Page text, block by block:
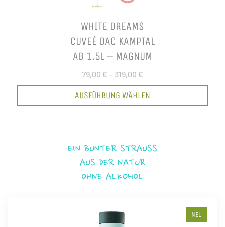
WHITE DREAMS
CUVEÈ DAC KAMPTAL
AB 1.5L – MAGNUM
79,00 € – 319,00 €
AUSFÜHRUNG WÄHLEN
EIN BUNTER STRAUSS
AUS DER NATUR
OHNE ALKOHOL
NEU